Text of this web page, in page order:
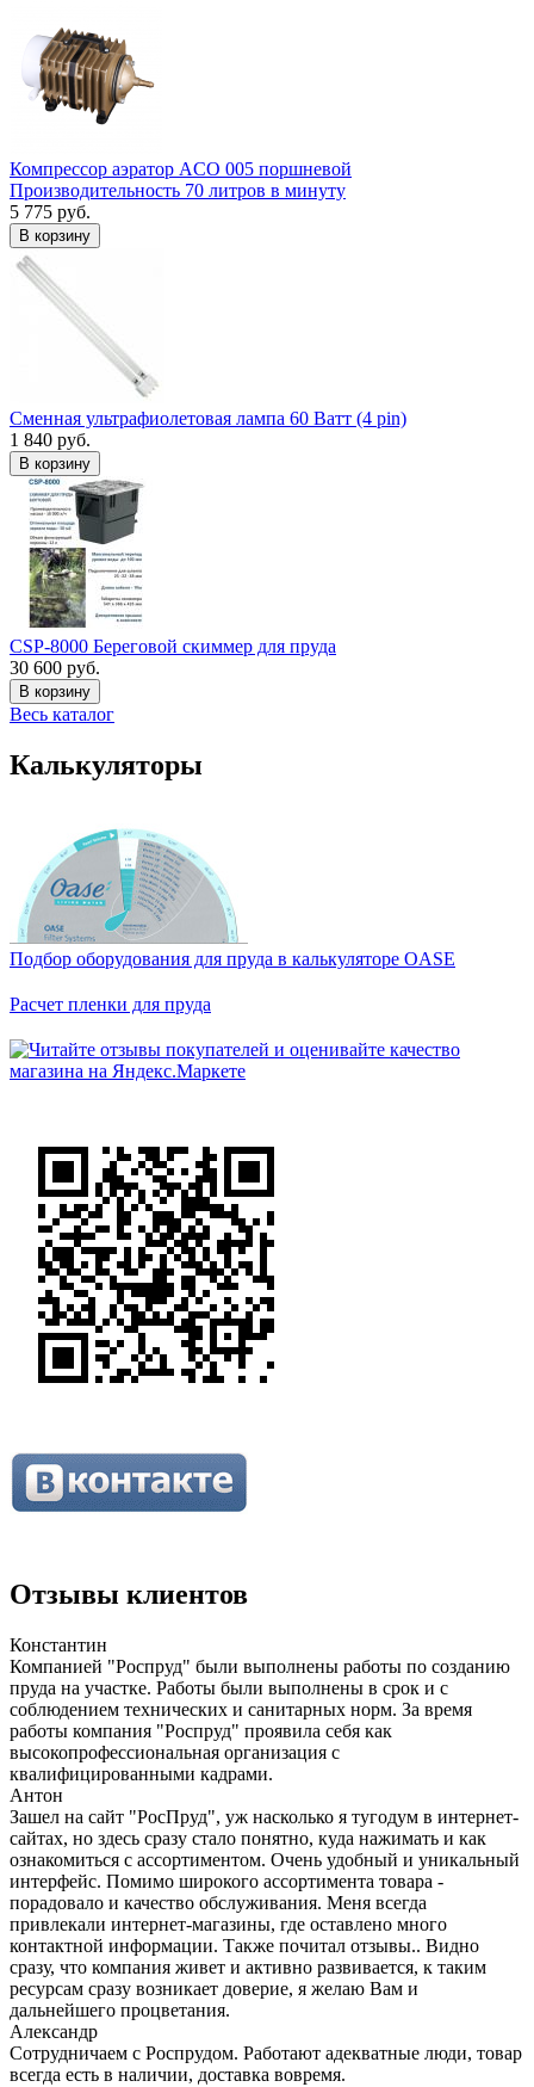
Компрессор аэратор ACO 005 поршневой
Производительность 70 литров в минуту
5 775 руб.
В корзину
Сменная ультрафиолетовая лампа 60 Ватт (4 pin)
1 840 руб.
В корзину
CSP-8000 Береговой скиммер для пруда
30 600 руб.
В корзину
Весь каталог
Калькуляторы
Подбор оборудования для пруда в калькуляторе OASE
Расчет пленки для пруда
Отзывы клиентов
Константин
Компанией "Роспруд" были выполнены работы по созданию
пруда на участке. Работы были выполнены в срок и с
соблюдением технических и санитарных норм. За время
работы компания "Роспруд" проявила себя как
высокопрофессиональная организация с
квалифицированными кадрами.
Антон
Зашел на сайт "РосПруд", уж насколько я тугодум в интернет-
сайтах, но здесь сразу стало понятно, куда нажимать и как
ознакомиться с ассортиментом. Очень удобный и уникальный
интерфейс. Помимо широкого ассортимента товара -
порадовало и качество обслуживания. Меня всегда
привлекали интернет-магазины, где оставлено много
контактной информации. Также почитал отзывы.. Видно
сразу, что компания живет и активно развивается, к таким
ресурсам сразу возникает доверие, я желаю Вам и
дальнейшего процветания.
Александр
Сотрудничаем с Роспрудом. Работают адекватные люди, товар
всегда есть в наличии, доставка вовремя.